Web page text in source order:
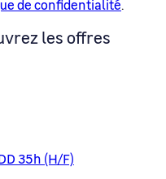
de confidentialité.
les offres
35h (H/F)